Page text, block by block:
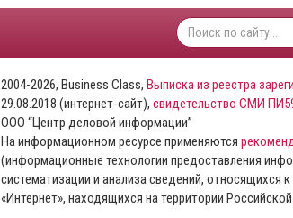
2004-2026, Business Class, Выписка из реестра
29.08.2018 (интернет-сайт), свидетельство СМИ
ООО “Центр деловой информации”
На информационном ресурсе применяются
(информационные технологии предоставления
систематизации и анализа сведений, относящихся
«Интернет», находящихся на территории